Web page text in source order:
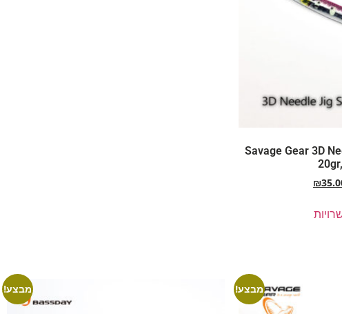
Savage Gear 3D
₪
מבצע! מבצע!